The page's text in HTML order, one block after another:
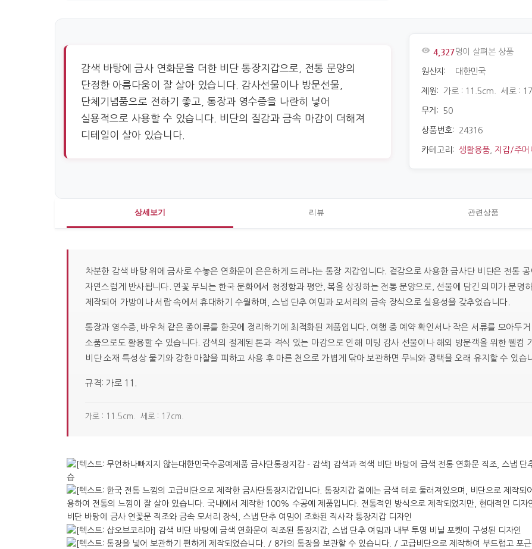
감색 바탕에 금사 연화문을 더한 비단 통장지갑으로, 전통 문양의
단정한 아름다움이 잘 살아 있습니다. 감사선물이나 방문선물,
단체기념품으로 전하기 좋고, 통장과 영수증을 나란히 넣어
실용적으로 사용할 수 있습니다. 비단의 질감과 금속 마감이 더해져
디테일이 살아 있습니다.
4,327명이 살펴본 상품
원산지: 대한민국
제원: 가로 : 11.5cm. 세로 :
무게: 50
상품번호: 24316
카테고리: 생활용품 지갑/주머
상세보기 리뷰 관련상품
차분한 감색 바탕 위에 금사로 수놓은 연화문이 은은하게 드러나는 통장 지갑입니다. 겉감으로 사용한 금사단 비단은 전통
자연스럽게 반사됩니다. 연꽃 무늬는 한국 문화에서 청정함과 평안, 복을 상징하는 전통 문양으로, 선물에 담긴 의미가 분명
제작되어 가방이나 서랍 속에서 휴대하기 수월하며, 스냅 단추 여밈과 모서리의 금속 장식으로 실용성을 갖추었습니다.
통장과 영수증, 바우처 같은 종이류를 한곳에 정리하기에 최적화된 제품입니다. 여행 중 예약 확인서나 작은 서류를 모아두
소품으로도 활용할 수 있습니다. 감색의 절제된 톤과 격식 있는 마감으로 인해 미팅 감사 선물이나 해외 방문객을 위한 웰컴
비단 소재 특성상 물기와 강한 마찰을 피하고 사용 후 마른 천으로 가볍게 닦아 보관하면 무늬와 광택을 오래 유지할 수 있습
규격: 가로 11.
가로 : 11.5cm. 세로 : 17cm.